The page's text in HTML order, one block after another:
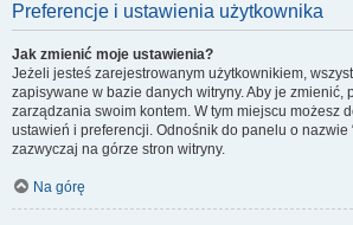
Preferencje i ustawienia użytkownika
Jak zmienić moje ustawienia?
Jeżeli jesteś zarejestrowanym użytkownikiem,
zapisywane w bazie danych witryny. Aby je zmienić,
zarządzania swoim kontem. W tym miejscu możesz
ustawień i preferencji. Odnośnik do panelu o nazwie
zazwyczaj na górze stron witryny.
Na górę